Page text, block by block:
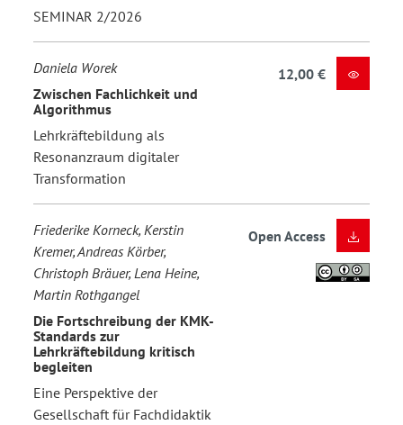
SEMINAR 2/2026
Daniela Worek
Zwischen Fachlichkeit und
Algorithmus
Lehrkräftebildung als
Resonanzraum digitaler
Transformation
12,00 €
Friederike Korneck, Kerstin
Kremer, Andreas Körber,
Christoph Bräuer, Lena Heine,
Martin Rothgangel
Die Fortschreibung der KMK-
Standards zur
Lehrkräftebildung kritisch
begleiten
Eine Perspektive der
Gesellschaft für Fachdidaktik
Open Access